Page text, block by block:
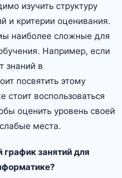
изучить структуру
и критерии оценивания.
наиболее сложные для
Например, если
знаний в
посвятить этому
воспользоваться
оценить уровень своей
места.
график занятий для